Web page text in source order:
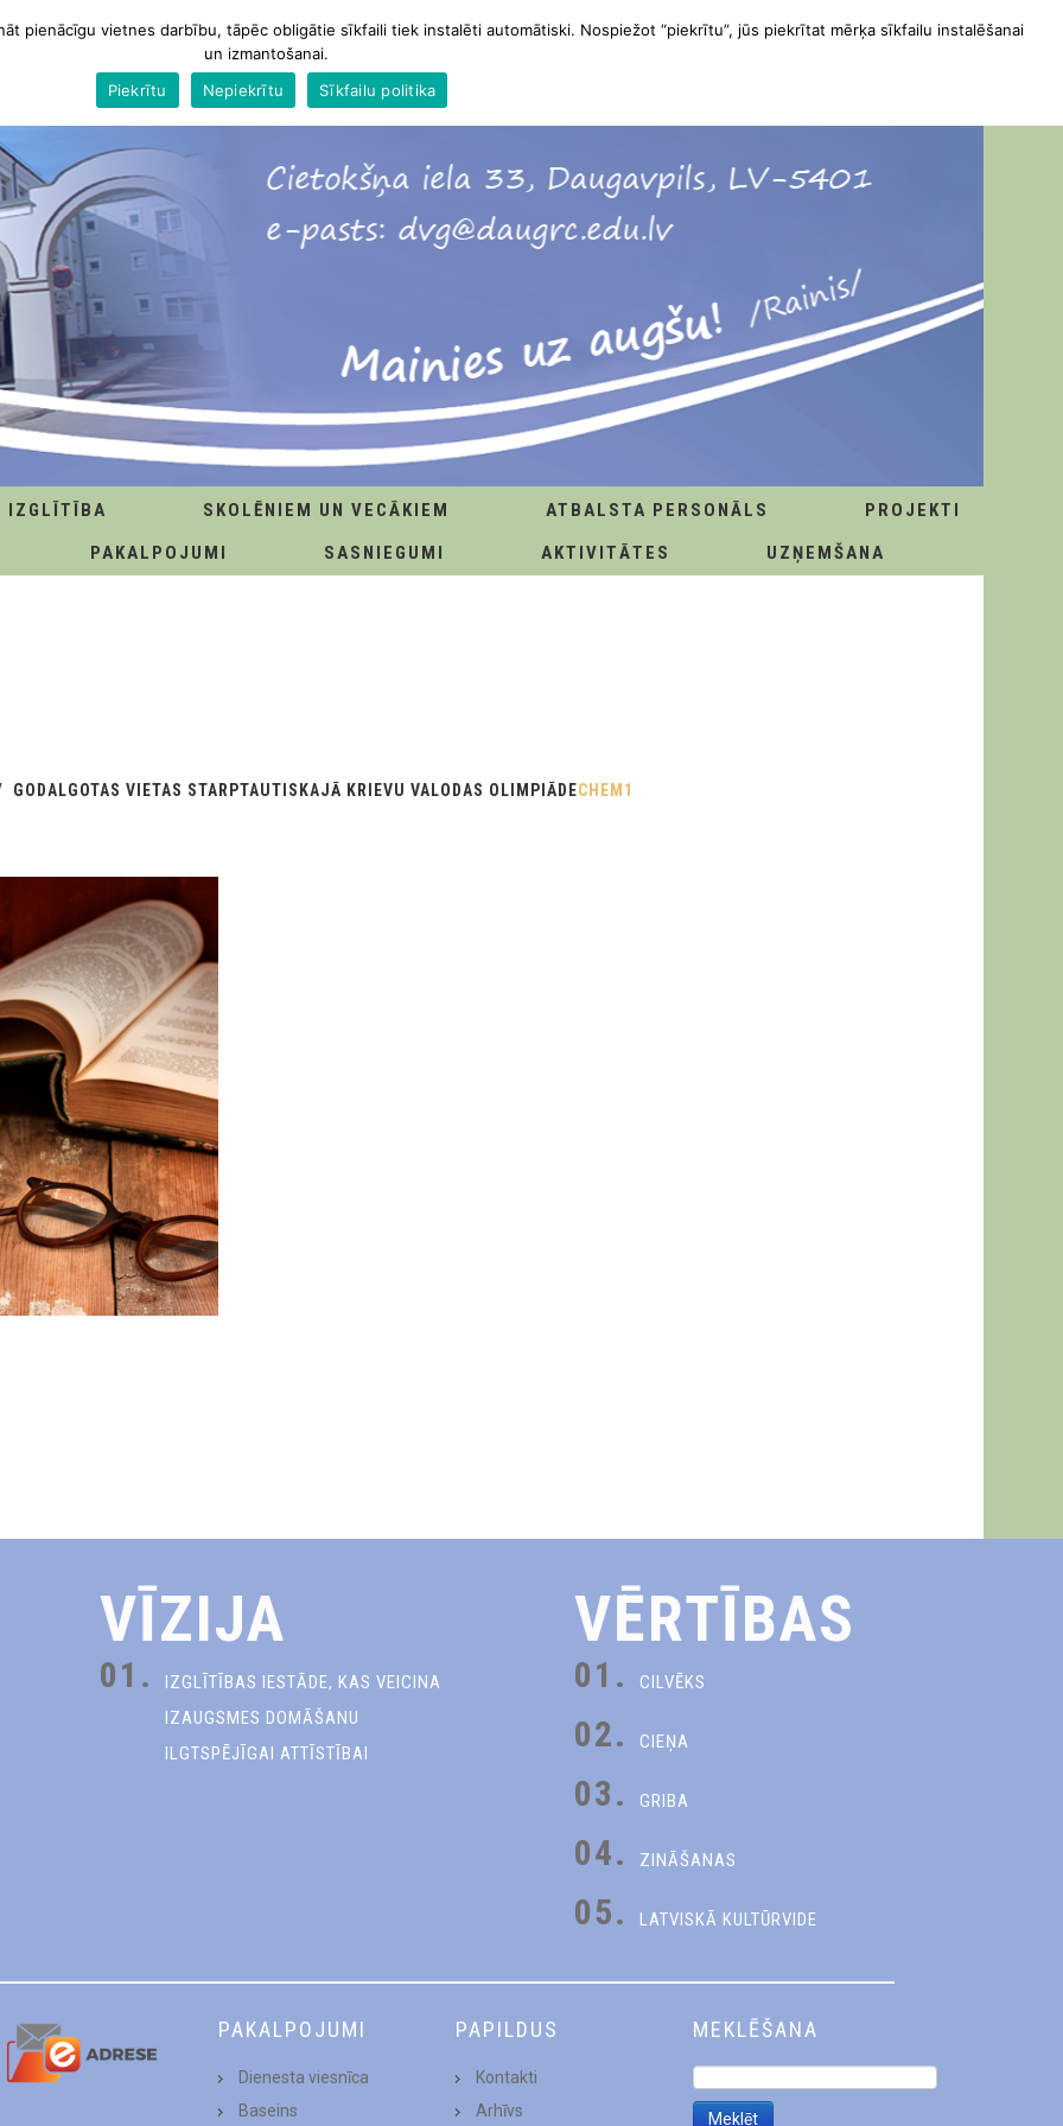
IZGLĪTĪBA SKOLĒNIEM UN VECĀKIEM ATBALSTA PERSONĀLS
PROJEKTI
PAKALPOJUMI
SASNIEGUMI AKTIVITĀTES UZŅEMŠANA
GODALGOTAS VIETAS STARPTAUTISKAJĀ KRIEVU VALODAS OLIMPIĀDECHEM1
VĪZIJA
01.
IZGLĪTĪBAS IESTĀDE, KAS VEICINA
IZAUGSMES DOMĀŠANU
ILGTSPĒJĪGAI ATTĪSTĪBAI
VĒRTĪBAS
01. CILVĒKS
02. CIEŅA
03. GRIBA
04. ZINĀŠANAS
05. LATVISKĀ KULTŪRVIDE
PAKALPOJUMI
Dienesta viesnīca
Baseins
PAPILDUS
Kontakti
Arhīvs
MEKLĒŠANA
pienācīgu vietnes darbību, tāpēc obligātie sīkfaili tiek instalēti automātiski. Nospiežot “piekrītu”, jūs piekrītat mērķa sīkfailu instalēšanai
un izmantošanai.
Piekrītu
Nepiekrītu Sīkfailu politika